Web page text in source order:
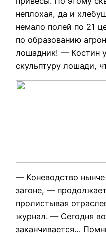
неплохая, да и
немало полей по 21
по образованию
лошадник! — Костин
скульптуру лошади,
— Коневодство
загоне, —
пролистывая
журнал. — Сегодня
заканчивается…